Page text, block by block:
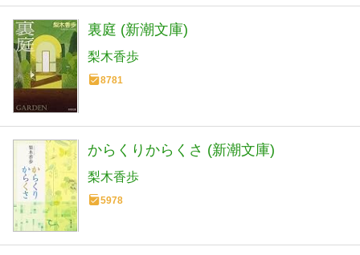
裏庭 (新潮文庫)
梨木香歩
8781
からくりからくさ (新潮文庫)
梨木香歩
5978